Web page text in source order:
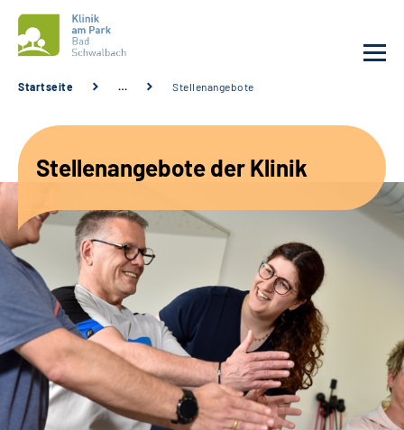
Unsere Angebote
Service
Karriere
Sozialdienste & Zuweisende
Suche
Leichte Sprache
Startseite … Stellenangebote
Stellenangebote der Klinik